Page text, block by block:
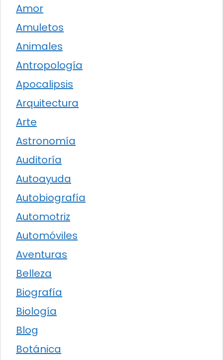
Amor
Amuletos
Animales
Antropología
Apocalipsis
Arquitectura
Arte
Astronomía
Auditoría
Autoayuda
Autobiografía
Automotriz
Automóviles
Aventuras
Belleza
Biografía
Biología
Blog
Botánica